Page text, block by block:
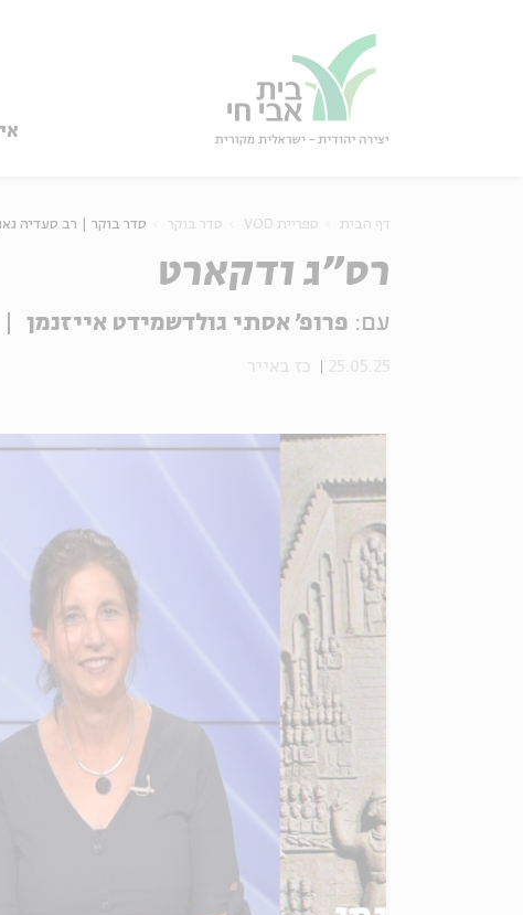
דף הבית ספריית VOD סדר בוקר סדר בוקר | רב סעדיה
רס"ג ודקארט
עם: פרופ' אסתי גולדשמידט אייזנמן